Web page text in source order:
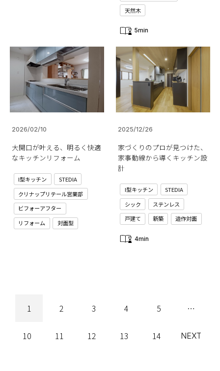
天然木
5min
2026/02/10
大開口が叶える、明るく快適
なキッチンリフォーム
I型キッチン
STEDIA
クリナップリテール営業部
ビフォーアフター
リフォーム
対面型
2025/12/26
家づくりのプロが見つけた、
家事動線から導くキッチン設
計
I型キッチン
STEDIA
シック
ステンレス
戸建て
新築 造作対面
4min
1 2 3 4 5 …
10 11 12 13 14 NEXT